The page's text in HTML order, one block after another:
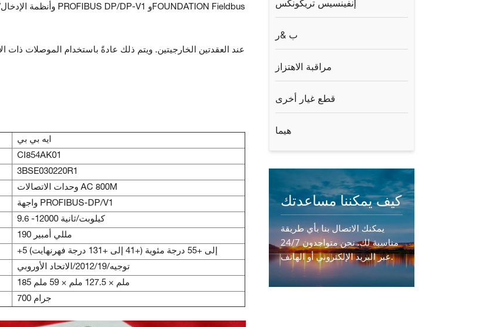
إنفينسيس تريكونكس
ب &ر
مراقبة الاهتزاز
قطع غيار أخرى
هيما
كيف يمكننا مساعدتك
يمكنك الاتصال بنا بأي طريقة
مناسبة لك. نحن متواجدون 24/7
عبر البريد الإلكتروني أو الهاتف.
اتصل بنا
ايه بي بي
CI854AK01
3BSE030220R1
وحدات الاتصالات AC 800M
واجهة PROFIBUS-DP/V1
9.6 -12000 كيلوبت/ثانية
190 مللي أمبير
+5 إلى +55 درجة مئوية (+41 إلى +131 درجة فهرنهايت)
توجيه/2012/19/الاتحاد الأوروبي
185 ملم × 127.5 ملم × 59 ملم
700 جرام